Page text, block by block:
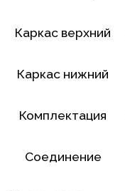
Каркас верхний
Каркас нижний
Комплектация
Соединение